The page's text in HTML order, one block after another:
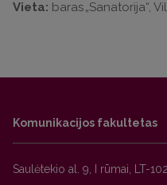
Vieta: baras „Sanatorija“,
Komunikacijos fakultetas
Saulėtekio al. 9, I rūmai, LT-